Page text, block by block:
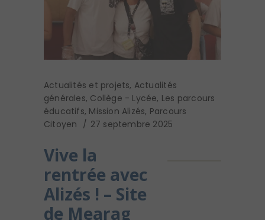
Actualités et projets, Actualités
générales, Collège - Lycée, Les parcours
éducatifs, Mission Alizés, Parcours
Citoyen
27 septembre 2025
Vive la
rentrée avec
Alizés ! – Site
de Mearag